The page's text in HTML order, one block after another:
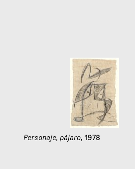
Personaje, pájaro, 1978